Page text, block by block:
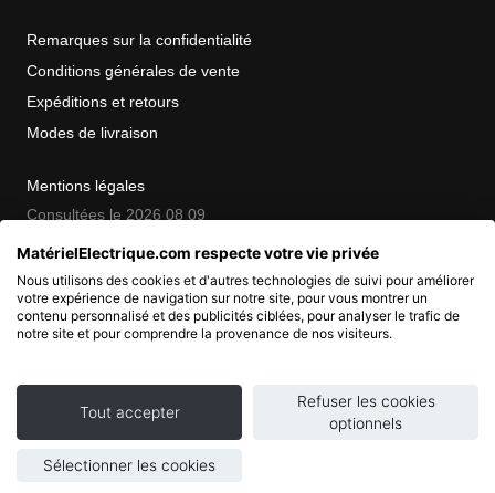
Remarques sur la confidentialité
Conditions générales de vente
Expéditions et retours
Modes de livraison
Mentions légales
Consultées le 2026 08 09
COPYRIGHT
© 2007 - 2026 Nimbanet
MatérielElectrique.com respecte votre vie privée
Nous utilisons des cookies et d'autres technologies de suivi pour améliorer
votre expérience de navigation sur notre site, pour vous montrer un
contenu personnalisé et des publicités ciblées, pour analyser le trafic de
notre site et pour comprendre la provenance de nos visiteurs.
Tout accepter
Refuser les cookies
optionnels
Sélectionner les cookies